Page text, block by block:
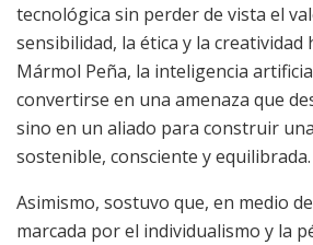
tecnológica sin perder de vista el
sensibilidad, la ética y la creatividad
Mármol Peña, la inteligencia
convertirse en una amenaza que
sino en un aliado para construir
sostenible, consciente y equilibrada.
Asimismo, sostuvo que, en medio
marcada por el individualismo y la